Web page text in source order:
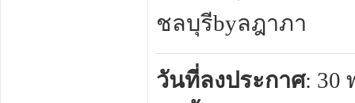
ชลบุรีbyลฎาภา
วันที่ลงประกาศ: 30